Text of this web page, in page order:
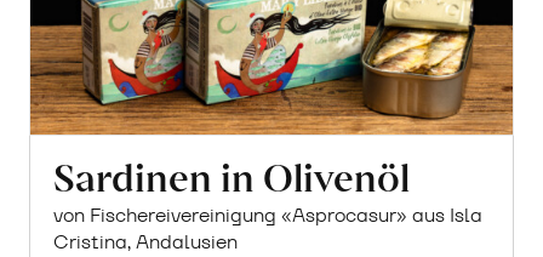
Sardinen in Olivenöl
von Fischereivereinigung «Asprocasur» aus Isla
Cristina, Andalusien